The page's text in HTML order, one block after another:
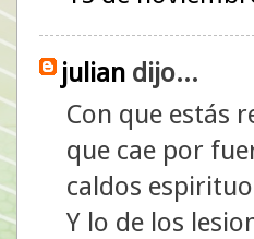
julian dijo...
Con que estás
que cae por
caldos
Y lo de los